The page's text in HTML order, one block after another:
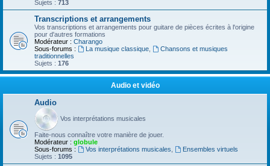
Sujets : 713
Transcriptions et arrangements
Vos transcriptions et arrangements pour guitare de pièces écrites à l'origine
pour d'autres formations
Modérateur : Charango
Sous-forums :
La musique classique,
Chansons et musiques
traditionnelles
Sujets : 176
Audio et vidéo
Audio
Vos interprétations musicales
Faite-nous connaître votre manière de jouer.
Modérateur : globule
Sous-forums :
Vos interprétations musicales
Ensembles virtuels
Sujets : 1095